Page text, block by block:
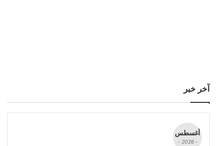
آخر خبر
أغسطس
- 2026 -